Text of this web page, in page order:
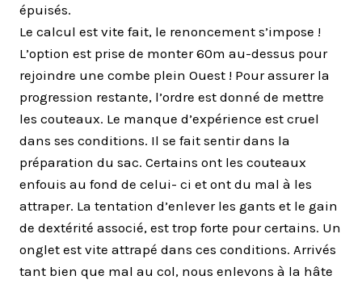
épuisés.
Le calcul est vite fait, le renoncement s’impose !
L’option est prise de monter 60m au-dessus pour
rejoindre une combe plein Ouest ! Pour assurer la
progression restante, l’ordre est donné de mettre
les couteaux. Le manque d’expérience est cruel
dans ses conditions. Il se fait sentir dans la
préparation du sac. Certains ont les couteaux
enfouis au fond de celui- ci et ont du mal à les
attraper. La tentation d’enlever les gants et le gain
de dextérité associé, est trop forte pour certains. Un
onglet est vite attrapé dans ces conditions. Arrivés
tant bien que mal au col, nous enlevons à la hâte